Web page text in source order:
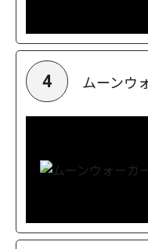
4 ムーンウ